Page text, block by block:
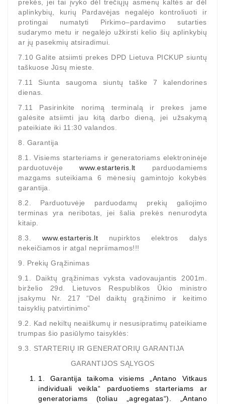
prekės, jei tai įvyko dėl trečiųjų asmenų kaltės ar dėl
aplinkybių, kurių Pardavėjas negalėjo kontroliuoti ir
protingai numatyti Pirkimo–pardavimo sutarties
sudarymo metu ir negalėjo užkirsti kelio šių aplinkybių
ar jų pasekmių atsiradimui.
7.10 Galite atsiimti prekes DPD Lietuva PICKUP siuntų
taškuose Jūsų mieste.
7.11 Siunta saugoma siuntų taške 7 kalendorines
dienas.
7.11 Pasirinkite norimą terminalą ir prekes jame
galėsite atsiimti jau kitą darbo dieną, jei užsakymą
pateikiate iki 11:30 valandos.
8. Garantija
8.1. Visiems starteriams ir generatoriams elektroninėje
parduotuvėje www.estarteris.lt parduodamiems
mazgams suteikiama 6 mėnesių gamintojo kokybės
garantija.
8.2. Parduotuvėje parduodamų prekių galiojimo
terminas yra neribotas, jei šalia prekės nenurodyta
kitaip.
8.3. www.estarteris.lt
nupirktos elektros dalys
nekeičiamos ir atgal nepriimamos!!!
9. Prekių Grąžinimas
9.1. Daiktų grąžinimas vyksta vadovaujantis 2001m.
birželio 29d. Lietuvos Respublikos Ūkio ministro
įsakymu Nr. 217 “Dėl daiktų grąžinimo ir keitimo
taisyklių patvirtinimo”
9.2. Kad nekiltų neaiškumų ir nesusipratimų pateikiame
trumpas šio pasiūlymo taisyklės:
9.3. STARTERIŲ IR GENERATORIŲ GARANTIJA
GARANTIJOS SĄLYGOS
1. Garantija taikoma visiems „Antano Vitkaus
individuali veikla“ parduotiems starteriams ar
generatoriams (toliau „agregatas“). „Antano